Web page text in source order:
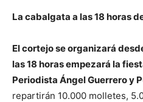
La cabalgata a las 18 horas
El cortejo se organizará
las 18 horas empezará la
Periodista Ángel Guerrero y
repartirán 10.000 molletes,